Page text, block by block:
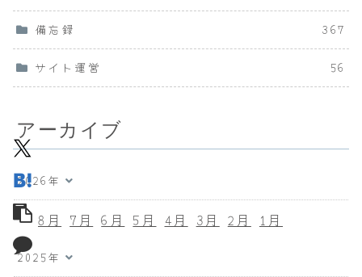
備忘録 367
サイト運営 56
アーカイブ
2026年
8月 7月 6月 5月 4月 3月 2月 1月
2025年